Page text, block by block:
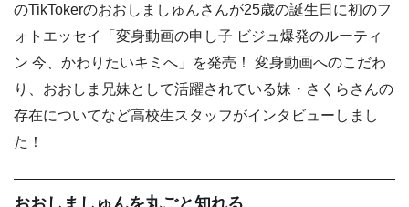
のTikTokerのおおしましゅんさんが25歳の誕生日に初のフ
ォトエッセイ「変身動画の申し子 ビジュ爆発のルーティ
ン 今、かわりたいキミへ」を発売！ 変身動画へのこだわ
り、おおしま兄妹として活躍されている妹・さくらさんの
存在についてなど高校生スタッフがインタビューしまし
た！